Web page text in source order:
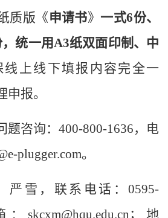
质版《申请书》 一式6份、
，统一用A3纸双面印制、中
线上线下填报内容完全一
报。
题咨询：400-800-1636，电
plugger.com。
严雪，联系电话：0595-
： skcxm@hqu.edu.cn ； 地